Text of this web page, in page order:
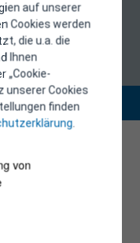
auf unserer
Cookies werden
die u.a. die
Ihnen
„Cookie-
unserer Cookies
finden
.
von